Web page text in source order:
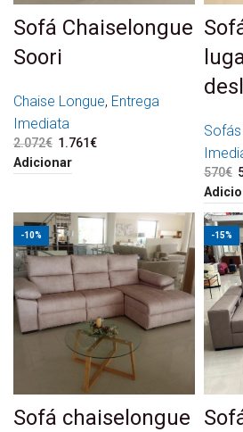
Sofá Chaiselongue
Soori
Chaise Longue, Entrega
Imediata
2.072€ O preço original era:
2.072€.
1.761€
Adicionar
570€
-10%
Sofá chaiselongue
-15%